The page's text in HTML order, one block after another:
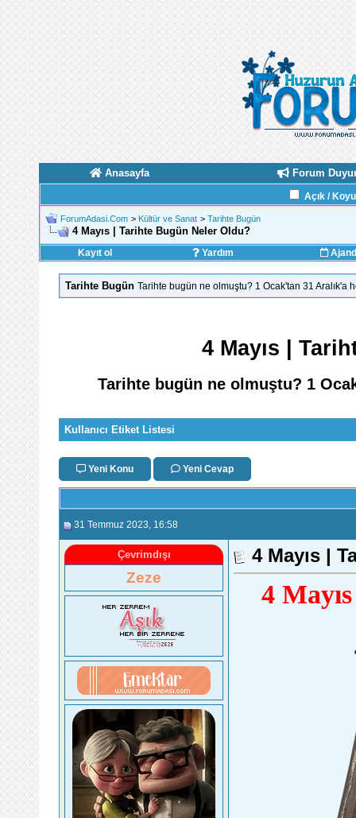
Anasayfa Forum
Açık /
ForumAdasi.Com > Kültür ve Sanat > Tarihte Bugün
4 Mayıs | Tarihte Bugün Neler Oldu?
Kayıt ol Yardım
Tarihte Bugün Tarihte bugün ne olmuştu? 1 Ocak'tan 31 Aralık'a
4 Mayıs |
Tarihte bugün ne olmuştu? 1
Kullanıcı Etiket Listesi
Yeni Konu Yeni Cevap
31 Temmuz 2023 , 16:58
Çevrimdışı
Zeze
4 Mayıs |
4